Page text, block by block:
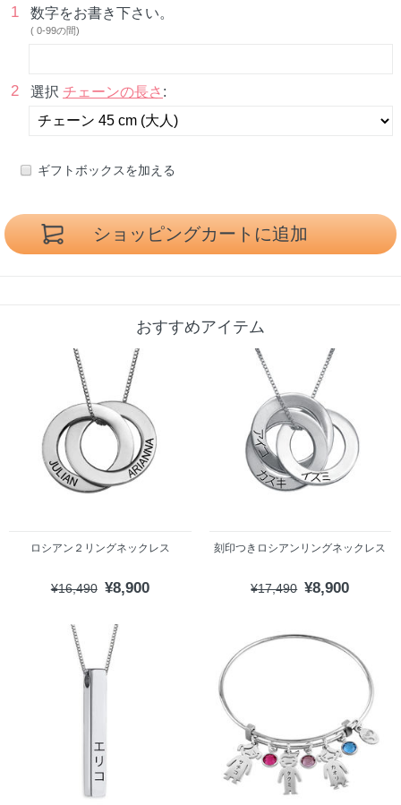
1 数字をお書き下さい。
( 0-99の間)
2 選択 チェーンの長さ :
ギフトボックスを加える
おすすめアイテム
ロシアン２リングネックレス
¥16,490 ¥8,900
刻印つきロシアンリングネックレス
¥17,490 ¥8,900